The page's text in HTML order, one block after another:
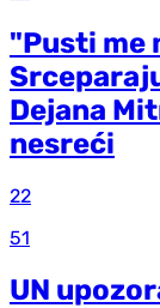
"Pusti me
Dejana
nesreći
22
51
UN